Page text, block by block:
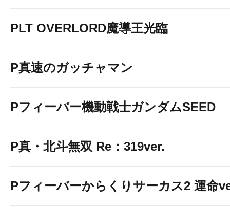
PLT OVERLORD魔導王光臨
P真速のガッチャマン
Pフィーバー機動戦士ガンダムSEED
P真・北斗無双 Re：319ver.
Pフィーバーからくりサーカス2 運命